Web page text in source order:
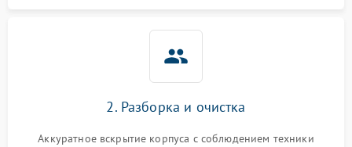
2. Разборка и очистка
Аккуратное вскрытие корпуса с соблюдением техники